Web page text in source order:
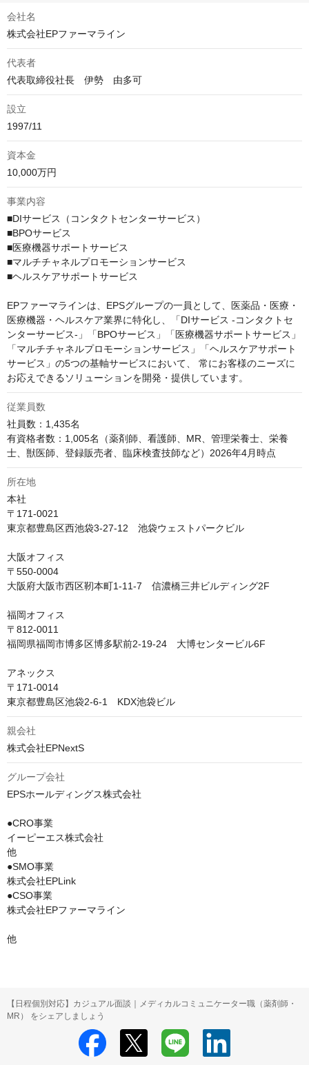
会社名
株式会社EPファーマライン
代表者
代表取締役社長　伊勢　由多可
設立
1997/11
資本金
10,000万円
事業内容
■DIサービス（コンタクトセンターサービス）
■BPOサービス
■医療機器サポートサービス
■マルチチャネルプロモーションサービス
■ヘルスケアサポートサービス
EPファーマラインは、EPSグループの一員として、医薬品・医療・
医療機器・ヘルスケア業界に特化し、「DIサービス -コンタクトセ
ンターサービス-」「BPOサービス」「医療機器サポートサービス」
「マルチチャネルプロモーションサービス」「ヘルスケアサポート
サービス」の5つの基軸サービスにおいて、 常にお客様のニーズに
お応えできるソリューションを開発・提供しています。
従業員数
社員数：1,435名
有資格者数：1,005名（薬剤師、看護師、MR、管理栄養士、栄養
所在地
本社
〒171-0021
東京都豊島区西池袋3-27-12　池袋ウェストパークビル
大阪オフィス
〒550-0004
大阪府大阪市西区靭本町1-11-7　信濃橋三井ビルディング2F
福岡オフィス
〒812-0011
福岡県福岡市博多区博多駅前2-19-24　大博センタービル6F
アネックス
〒171-0014
東京都豊島区池袋2-6-1　KDX池袋ビル
親会社
株式会社EPNextS
グループ会社
EPSホールディングス株式会社
●CRO事業
イーピーエス株式会社
他
●SMO事業
株式会社EPLink
●CSO事業
株式会社EPファーマライン
他
【日程個別対応】カジュアル面談｜メディカルコミュニケーター職（薬剤師・
MR） をシェアしましょう